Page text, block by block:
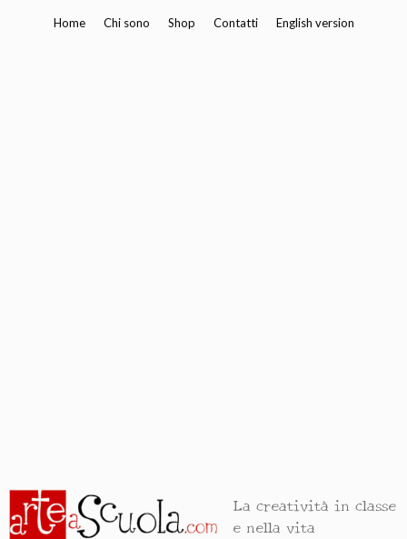
Home Chi sono Shop Contatti English version
La creatività in classe
e nella vita